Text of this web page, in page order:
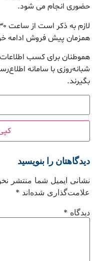
حضوری انجام می شود.
همزمان پیش فروش ادامه
هموطنان برای کسب
بگیرند.
دیدگاهتان را بنویسید
نشانی ایمیل شما منتشر
علامت‌گذاری شده‌اند *
دیدگاه *